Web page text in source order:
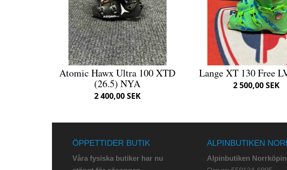
Atomic Hawx Ultra 100 XTD
(26.5) NYA
2 400,00 SEK
Lange XT 130 Free
2 500,00 SEK
ÖPPETTIDER BUTIK
Våra fysiska butiker har nu
ALPINBUTIKEN
Alpinbutiken